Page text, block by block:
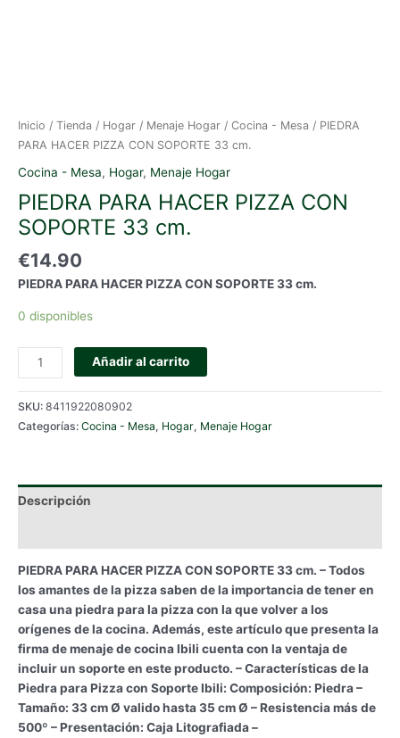
Inicio / Tienda / Hogar / Menaje Hogar / Cocina - Mesa / PIEDRA
PARA HACER PIZZA CON SOPORTE 33 cm.
Cocina - Mesa, Hogar, Menaje Hogar
PIEDRA PARA HACER PIZZA CON
SOPORTE 33 cm.
€14.90
PIEDRA PARA HACER PIZZA CON SOPORTE 33 cm.
0 disponibles
PIEDRA
PARA
HACER
PIZZA
CON
cm.
Añadir al carrito
SKU: 8411922080902
Categorías: Cocina - Mesa, Hogar, Menaje Hogar
Descripción
PIEDRA PARA HACER PIZZA CON SOPORTE 33 cm. – Todos
los amantes de la pizza saben de la importancia de tener en
casa una piedra para la pizza con la que volver a los
orígenes de la cocina. Además, este artículo que presenta la
firma de menaje de cocina Ibili cuenta con la ventaja de
incluir un soporte en este producto. – Características de la
Piedra para Pizza con Soporte Ibili: Composición: Piedra –
Tamaño: 33 cm Ø valido hasta 35 cm Ø – Resistencia más de
500º – Presentación: Caja Litografiada –